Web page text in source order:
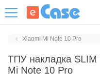
Xiaomi Mi Note 10 Pro
ТПУ накладка SLIM
Mi Note 10 Pro